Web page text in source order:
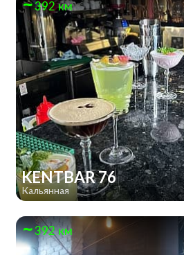
392 км
KENTBAR 76
Кальянная
392 км